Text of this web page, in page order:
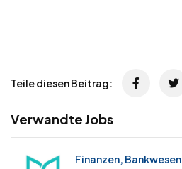
Teile diesen Beitrag:
Verwandte Jobs
Finanzen, Bankwesen